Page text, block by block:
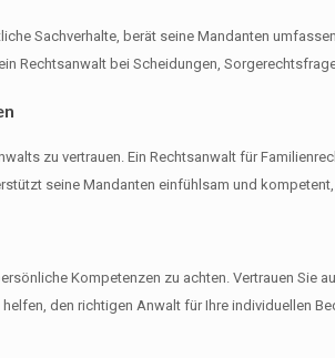
Sachverhalte, berät seine Mandanten
Rechtsanwalt bei Scheidungen,
zu vertrauen. Ein Rechtsanwalt für
seine Mandanten einfühlsam und
Kompetenzen zu achten. Vertrauen Sie
den richtigen Anwalt für Ihre individuellen